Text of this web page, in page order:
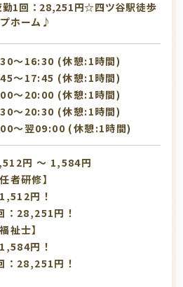
1回：28,251円☆四ツ谷駅徒歩
ホーム♪
〜16:30 (休憩:1時間)
〜17:45 (休憩:1時間)
〜20:00 (休憩:1時間)
〜20:30 (休憩:1時間)
〜翌09:00 (休憩:1時間)
円 〜 1,584円
者研修】
円！
：28,251円！
護福祉士】
円！
：28,251円！